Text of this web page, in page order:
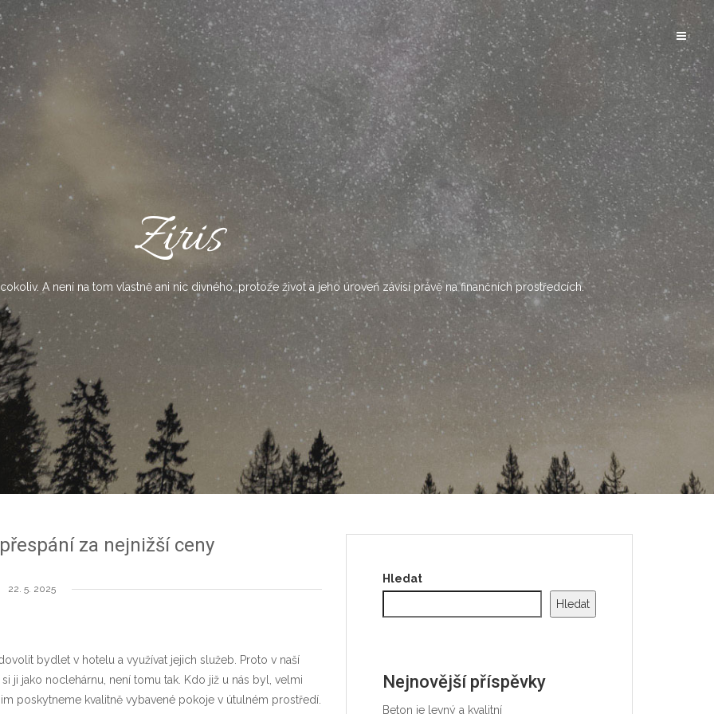
Ziris
A není na tom vlastně ani nic divného, protože život a jeho úroveň závisí právě na finančních prostředcích.
za nejnižší ceny
22. 5. 2025
bydlet v hotelu a využívat jejich služeb. Proto v naší
si ji jako noclehárnu, není tomu tak. Kdo již u nás byl, velmi
poskytneme kvalitně vybavené pokoje v útulném prostředí.
Hledat
Hledat
Nejnovější příspěvky
Beton je levný a kvalitní